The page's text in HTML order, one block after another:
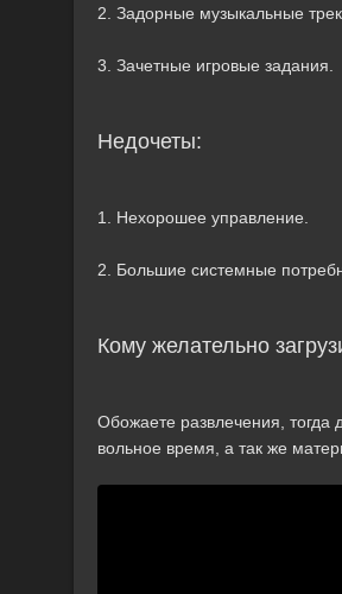
2. Задорные музыкальные
3. Зачетные игровые задания.
Недочеты:
1. Нехорошее управление.
2. Большие системные
Кому желательно
Обожаете развлечения, тогда
вольное время, а так же